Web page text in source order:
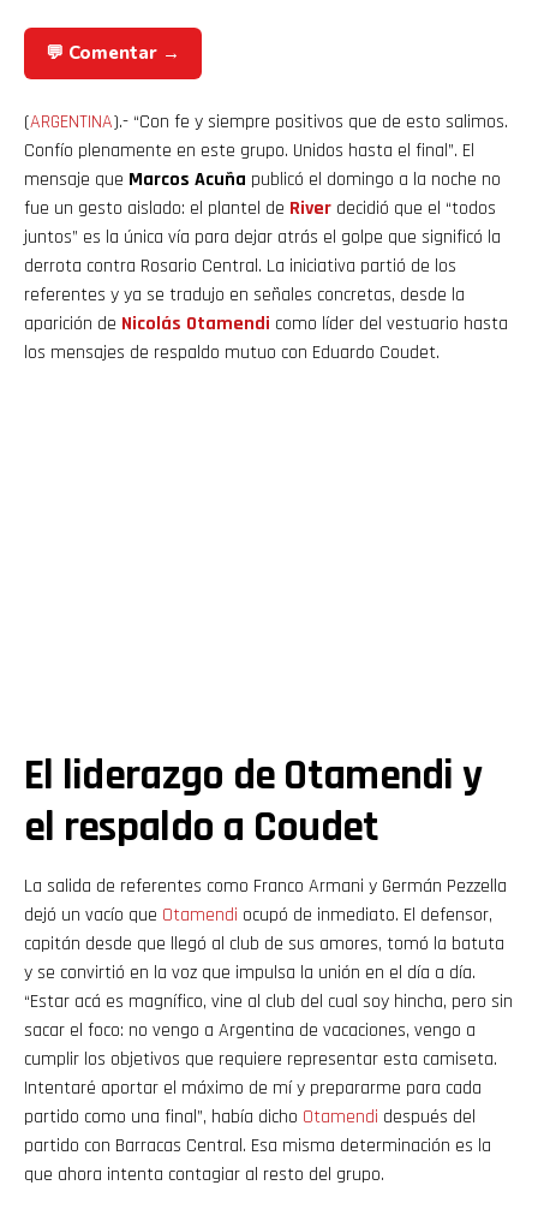
💬 Comentar →
(ARGENTINA).- “Con fe y siempre positivos que de esto salimos.
Confío plenamente en este grupo. Unidos hasta el final”. El
mensaje que Marcos Acuña publicó el domingo a la noche no
fue un gesto aislado: el plantel de River decidió que el “todos
juntos” es la única vía para dejar atrás el golpe que significó la
derrota contra Rosario Central. La iniciativa partió de los
referentes y ya se tradujo en señales concretas, desde la
aparición de Nicolás Otamendi como líder del vestuario hasta
los mensajes de respaldo mutuo con Eduardo Coudet.
El liderazgo de Otamendi y
el respaldo a Coudet
La salida de referentes como Franco Armani y Germán Pezzella
dejó un vacío que Otamendi ocupó de inmediato. El defensor,
capitán desde que llegó al club de sus amores, tomó la batuta
y se convirtió en la voz que impulsa la unión en el día a día.
“Estar acá es magnífico, vine al club del cual soy hincha, pero sin
sacar el foco: no vengo a Argentina de vacaciones, vengo a
cumplir los objetivos que requiere representar esta camiseta.
Intentaré aportar el máximo de mí y prepararme para cada
partido como una final”, había dicho Otamendi después del
partido con Barracas Central. Esa misma determinación es la
que ahora intenta contagiar al resto del grupo.